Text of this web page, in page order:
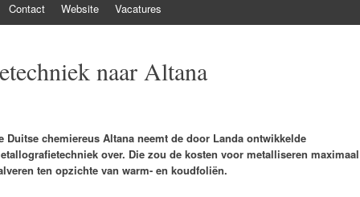
Contact Website Vacatures
naar Altana
Duitse chemiereus Altana neemt de door Landa ontwikkelde
over. Die zou de kosten voor metalliseren maximaal
ten opzichte van warm- en koudfoliën.